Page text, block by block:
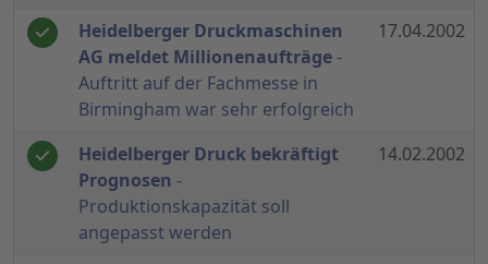
Heidelberger Druckmaschinen
AG meldet Millionenaufträge-
Auftritt auf der Fachmesse in
Birmingham war sehr erfolgreich
17.04.2002
Heidelberger Druck bekräftigt
Prognosen -
Produktionskapazität soll
angepasst werden
14.02.2002